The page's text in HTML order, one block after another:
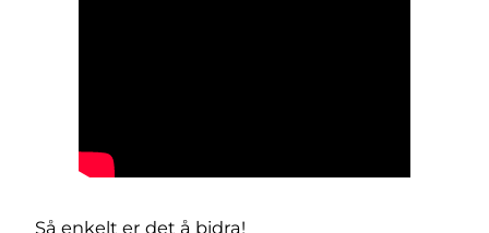
Så enkelt er det å bidra!